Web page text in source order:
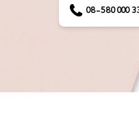
08-580 000